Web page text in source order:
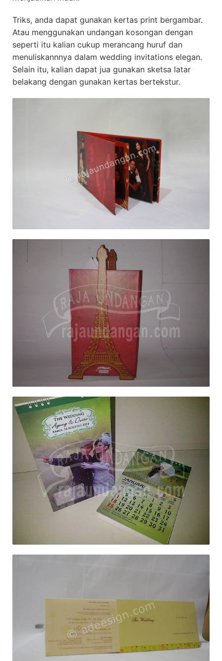
Triks, anda dapat gunakan kertas print bergambar.
Atau menggunakan undangan kosongan dengan
seperti itu kalian cukup merancang huruf dan
menuliskannnya dalam wedding invitations elegan.
Selain itu, kalian dapat jua gunakan sketsa latar
belakang dengan gunakan kertas bertekstur.